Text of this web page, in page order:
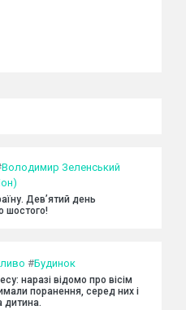
Володимир Зеленський
Дев’ятий день
шостого!
#Будинок
наразі відомо про вісім
поранення, серед них і
дитина.